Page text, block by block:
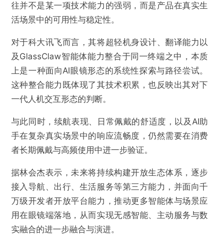
往并不是某一项技术能力的强弱，而是产品在真实生
活场景中的可用性与稳定性。
对于科大讯飞而言，其将超轻机身设计、翻译能力以
及GlassClaw智能体能力整合于同一终端之中，本质
上是一种面向AI眼镜形态的系统性探索与路径尝试。
这种整合能力既体现了其技术积累，也反映出其对下
一代人机交互形态的判断。
与此同时，续航表现、日常佩戴的舒适度，以及AI助
手在复杂真实场景中的响应流畅度，仍然需要在消费
者长期佩戴与高频使用中进一步验证。
据林会杰表示，未来将持续构建开放生态体系，逐步
接入导航、出行、生活服务等第三方能力，并面向千
万级开发者开放平台能力，推动更多智能体与场景应
用在眼镜端落地，从而实现无感智能、主动服务与数
实融合的进一步融合与演进。